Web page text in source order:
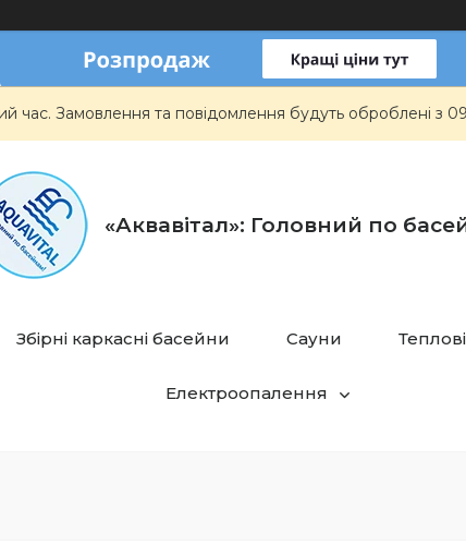
час. Замовлення та повідомлення будуть оброблені з
«Аквавітал»: Головний по
Збірні каркасні басейни Сауни
Електроопалення